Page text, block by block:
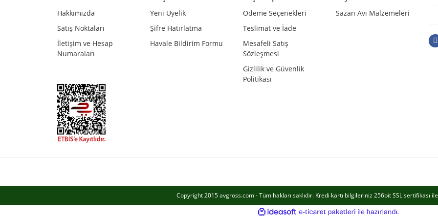
Ürün fiyatı diğer sitelerden daha pahalı.
Bu ürüne benzer farklı alternatifler olmalı.
Hakkımızda
Satış Noktaları
İletişim ve Hesap
Numaraları
Yeni Üyelik
Şifre Hatırlatma
Havale Bildirim Formu
Ödeme Seçenekleri
Teslimat ve İade
Mesafeli Satış
Sözleşmesi
Gizlilik ve Güvenlik
Politikası
Sazan Avı Malzemeleri
Copyright 2015 avgross.com - Tüm hakları saklıdır. Kredi kartı bilgileriniz 256bit SSL sertifikası
ideasoft
e-